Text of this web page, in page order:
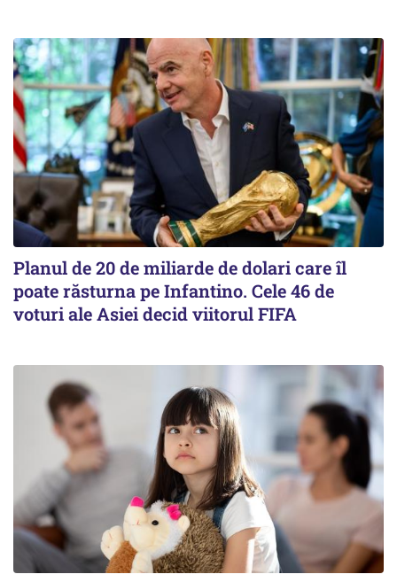
Planul de 20 de miliarde de dolari care îl
poate răsturna pe Infantino. Cele 46 de
voturi ale Asiei decid viitorul FIFA